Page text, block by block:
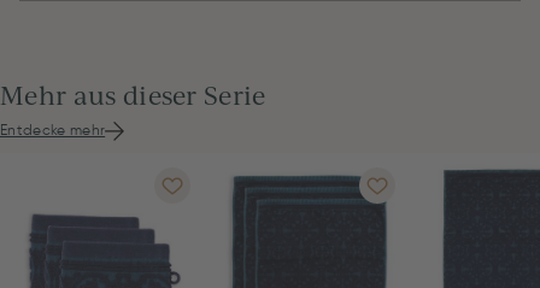
Mehr aus dieser Serie
Entdecke mehr